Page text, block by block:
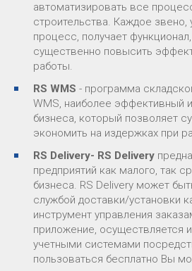
автоматизировать все
строительства. Каждое
процесс, получает
существенно повысить
работы.
RS WMS - программа
WMS, наиболее эффективный
бизнеса, который позволяет
экономить на издержках при
RS Delivery- RS Delivery
предприятий как малого, так
бизнеса. RS Delivery может
службой доставки/установки
инструмент управления
приложение, осуществляется
учетными системами
пользоваться бесплатно Вы